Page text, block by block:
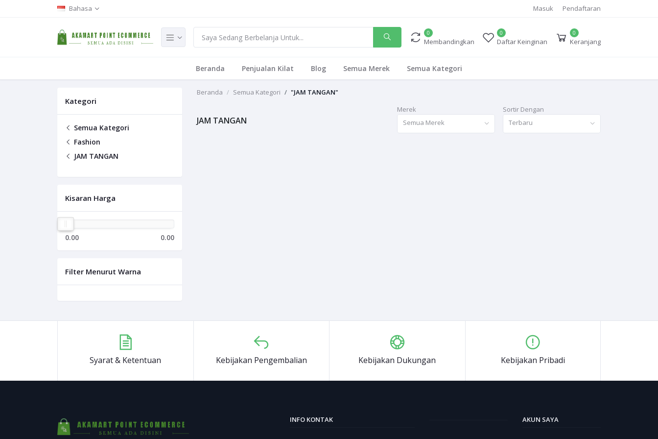
Bahasa Masuk Pendaftaran
0
Membandingkan
0
Daftar Keinginan
0
Keranjang
Beranda Penjualan Kilat Blog Semua Merek Semua Kategori
Kategori
Semua Kategori
Fashion
JAM TANGAN
Kisaran Harga
0.00 0.00
Filter Menurut Warna
Beranda Semua Kategori "JAM TANGAN"
JAM TANGAN
Merek
Semua Merek
Sortir Dengan
Terbaru
Syarat & Ketentuan Kebijakan Pengembalian Kebijakan Dukungan Kebijakan Pribadi
INFO KONTAK AKUN SAYA